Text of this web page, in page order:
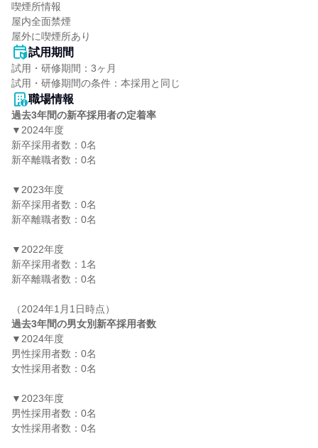
喫煙所情報
屋内全面禁煙
屋外に喫煙所あり
試用期間
試用・研修期間：3ヶ月
職場情報
過去3年間の新卒採用者の定着率
▼2024年度
新卒採用者数：0名
新卒離職者数：0名
▼2023年度
新卒採用者数：0名
新卒離職者数：0名
▼2022年度
新卒採用者数：1名
新卒離職者数：0名
過去3年間の男女別新卒採用者数
▼2024年度
男性採用者数：0名
女性採用者数：0名
▼2023年度
男性採用者数：0名
女性採用者数：0名